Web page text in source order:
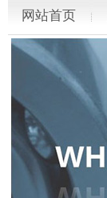
网站首页